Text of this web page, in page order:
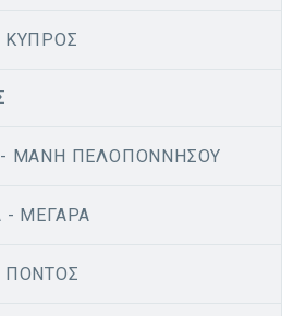
ΚΎΠΡΟΣ
- ΜΆΝΗ ΠΕΛΟΠΟΝΝΉΣΟΥ
- ΜΈΓΑΡΑ
ΠΌΝΤΟΣ